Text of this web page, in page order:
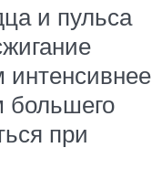
и пульса
интенсивнее
большего
при